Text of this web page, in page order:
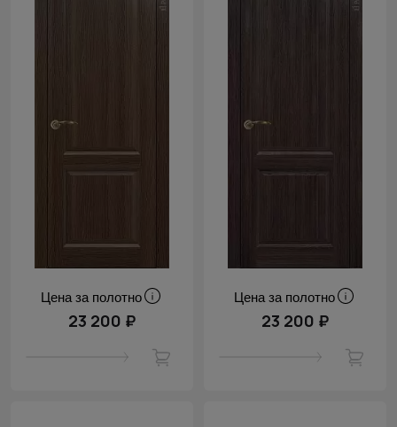
Цена за полотно
23 200 ₽
Цена за полотно
23 200 ₽